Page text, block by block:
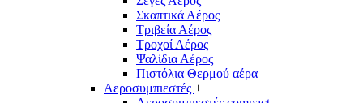
Σκαπτικά Αέρος
Τριβεία Αέρος
Τροχοί Αέρος
Ψαλίδια Αέρος
Πιστόλια Θερμού αέρα
Αεροσυμπιεστές +